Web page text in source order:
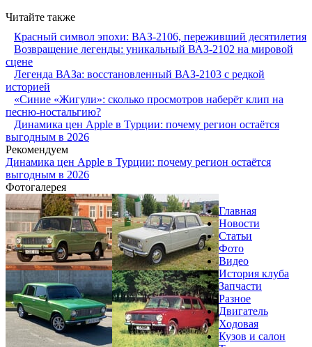
Читайте также
Красный символ эпохи: ВАЗ-2106, переживший десятилетия
Возвращение легенды: уникальный ВАЗ-2102 на мировой
сцене
Легенда ВАЗа: восстановленный ВАЗ-2103 с редкой
историей
«Синие «Жигули»: сколько просмотров наберёт клип на
песню-ностальгию?
Динамика цен Apple в Турции: почему регион остаётся
выгодным в 2026
Рекомендуем
Динамика цен Apple в Турции: почему регион остаётся
выгодным в 2026
Фотогалерея
Главная
Новости
Статьи
Фото
Видео
История клуба
Запчасти
Разное
Двигатель
Ходовая
Кузов и салон